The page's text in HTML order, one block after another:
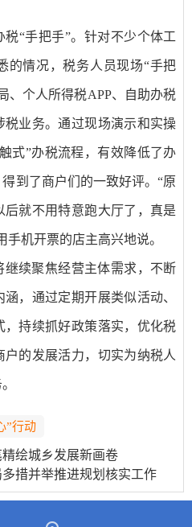
“手把手”。针对不少个体工
的情况，税务人员现场“手把
、个人所得税APP、自助办税
业务。通过现场演示和实操
式”办税流程，有效降低了办
到了商户们的一致好评。“原
就不用特意跑大厅了，真是
手机开票的店主高兴地说。
续聚焦经营主体需求，不断
，通过定期开展类似活动、
持续抓好政策落实，优化税
的发展活力，切实为纳税人
”行动
绘城乡发展新画卷
措并举推进规划核实工作